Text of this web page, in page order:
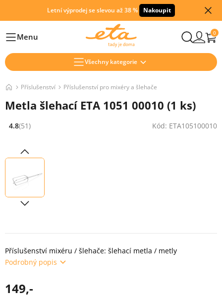
Letní výprodej se slevou až 38 % Nakoupit
HlavníMenu 0
Všechny kategorie
Příslušenství Příslušenství pro mixéry a šlehače
Metla šlehací ETA 1051 00010 (1 ks)
Hodnocení: 4.8 z 5 (51 recenzí)
4.8(51) Kód: ETA105100010
Příslušenství mixéru / šlehače: šlehací metla / metly
Podrobný popis
149,-